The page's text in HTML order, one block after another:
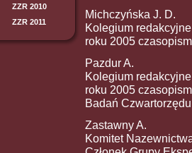
ZZR 2010
ZZR 2011
Michczyńska J. D.
Kolegium
roku 2005
Pazdur A.
Kolegium
roku 2005
Badań
Zastawny A.
Komitet